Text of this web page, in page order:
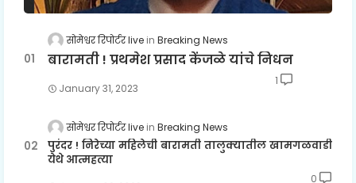
सोमेश्वर रिपोर्टर live Breaking News
बारामती ! प्रथमेश प्रसाद केंजळे यांचे निधन
January 31, 2023
1
सोमेश्वर रिपोर्टर live Breaking News
पुरंदर ! निरेच्या महिलेची बारामती तालुक्यातील खामगळवाडी
येथे आत्महत्या
0